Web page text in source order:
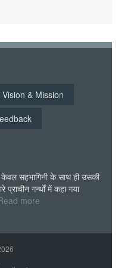
& Mission
सहभागिनी के साथ ही उसकी
गर्न्थों में कहा गया
more